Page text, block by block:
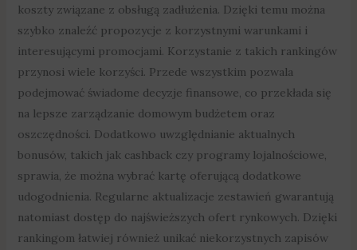
koszty związane z obsługą zadłużenia. Dzięki temu można
szybko znaleźć propozycje z korzystnymi warunkami i
interesującymi promocjami. Korzystanie z takich rankingów
przynosi wiele korzyści. Przede wszystkim pozwala
podejmować świadome decyzje finansowe, co przekłada się
na lepsze zarządzanie domowym budżetem oraz
oszczędności. Dodatkowo uwzględnianie aktualnych
bonusów, takich jak cashback czy programy lojalnościowe,
sprawia, że można wybrać kartę oferującą dodatkowe
udogodnienia. Regularne aktualizacje zestawień gwarantują
natomiast dostęp do najświeższych ofert rynkowych. Dzięki
rankingom łatwiej również unikać niekorzystnych zapisów